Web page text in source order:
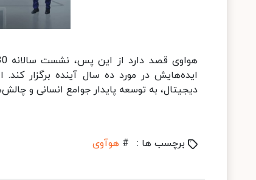
ایده‌هایش در مورد ده سال آینده برگزار
دیجیتال، به توسعه پایدار جوامع انسانی و
برچسب ها : # هوآوی